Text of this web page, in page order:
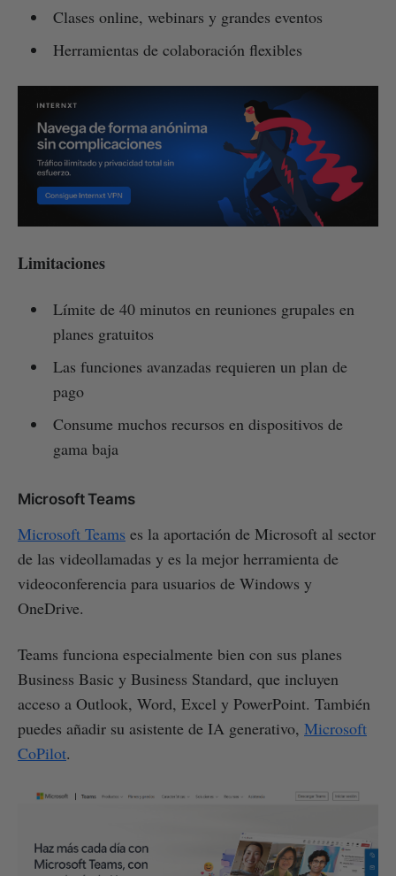
Clases online, webinars y grandes eventos
Herramientas de colaboración flexibles
Limitaciones
Límite de 40 minutos en reuniones grupales en
planes gratuitos
Las funciones avanzadas requieren un plan de
pago
Consume muchos recursos en dispositivos de
gama baja
Microsoft Teams
Microsoft Teams es la aportación de Microsoft al sector
de las videollamadas y es la mejor herramienta de
videoconferencia para usuarios de Windows y
OneDrive.
Teams funciona especialmente bien con sus planes
Business Basic y Business Standard, que incluyen
acceso a Outlook, Word, Excel y PowerPoint. También
puedes añadir su asistente de IA generativo, Microsoft
CoPilot.